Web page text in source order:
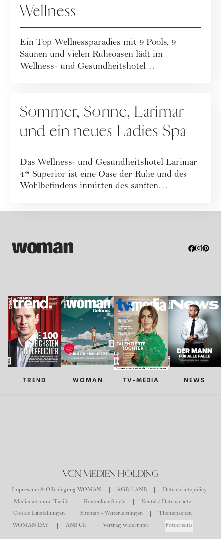
Wellness
Ein Top Wellnessparadies mit 9 Pools, 9
Saunen und vielen Ruheoasen lädt im
Wellness- und Gesundheitshotel
Sommer, Sonne, Larimar –
und ein neues Ladies Spa
Das Wellness- und Gesundheitshotel Larimar
4* Superior ist eine Oase der Ruhe und des
Wohlbefindens inmitten des sanften
TREND WOMAN TV-MEDIA NEWS
VGN MEDIEN HOLDING
Impressum & Offenlegung WOMAN AGB / ANB
Datenschutzpolicy
Mediadaten und Tarife
Kostenlose Spiele
Kontakt Datenschutz
Cookie Einstellungen
Sitemap - Weiterleitungen
Themenseiten
WOMAN DAY
ANB CE Vertrag widerrufen Fotocredits